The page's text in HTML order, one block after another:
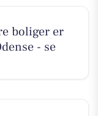
boliger er
- se